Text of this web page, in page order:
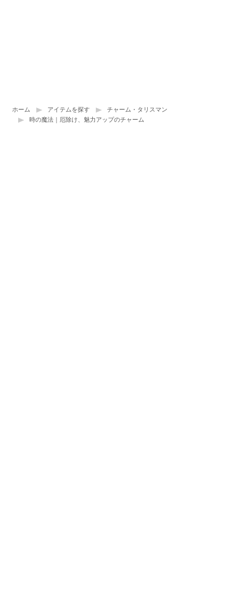
ホーム アイテムを探す
チャーム・タリスマン
時の魔法｜厄除け、魅力アップのチャーム